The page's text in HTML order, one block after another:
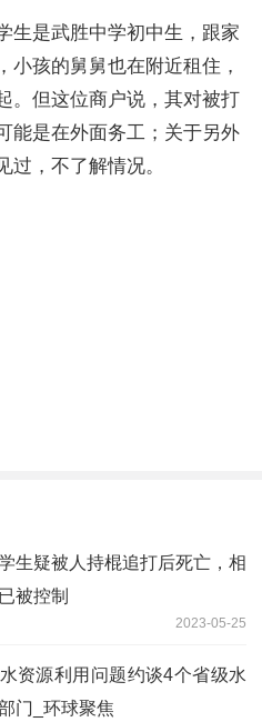
生是武胜中学初中生，跟家
小孩的舅舅也在附近租住，
。但这位商户说，其对被打
能是在外面务工；关于另外
过，不了解情况。
生疑被人持棍追打后死亡，相
被控制
2023-05-25
资源利用问题约谈4个省级水
门_环球聚焦